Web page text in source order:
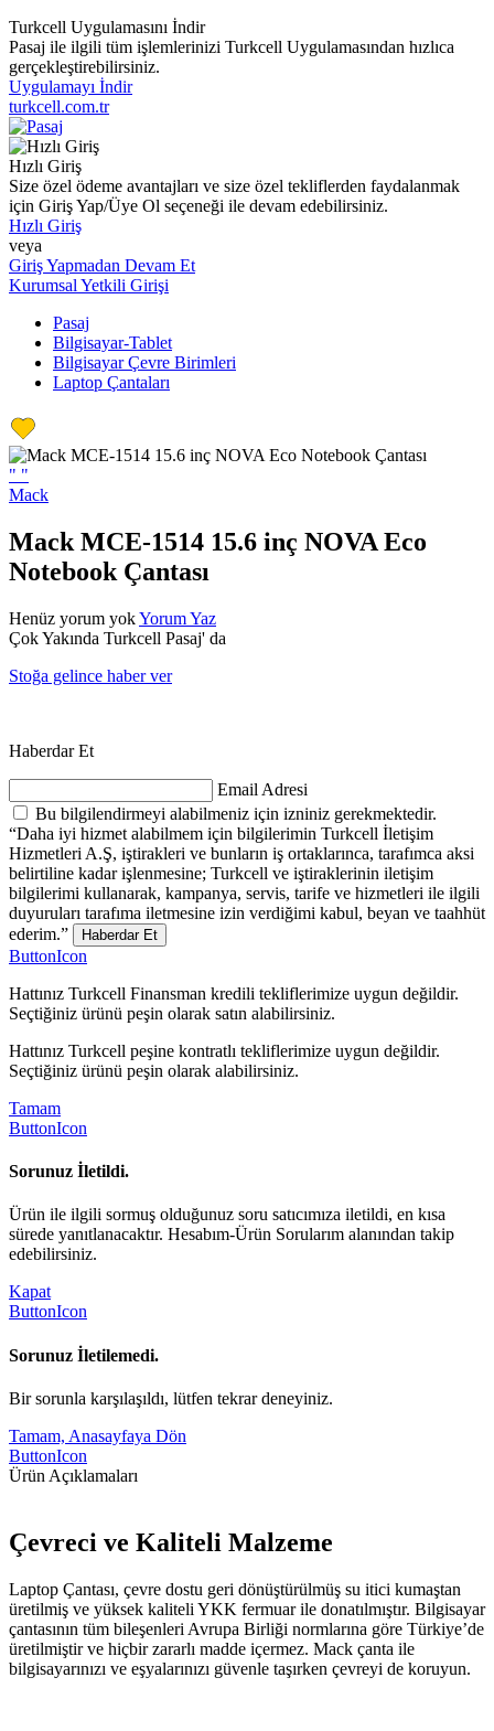
Turkcell Uygulamasını İndir
Pasaj ile ilgili tüm işlemlerinizi Turkcell Uygulamasından hızlıca
gerçekleştirebilirsiniz.
Uygulamayı İndir
turkcell.com.tr
Hızlı Giriş
Size özel ödeme avantajları ve size özel tekliflerden faydalanmak
için Giriş Yap/Üye Ol seçeneği ile devam edebilirsiniz.
Hızlı Giriş
veya
Giriş Yapmadan Devam Et
Kurumsal Yetkili Girişi
Pasaj
Bilgisayar-Tablet
Bilgisayar Çevre Birimleri
Laptop Çantaları
" "
Mack
Mack MCE-1514 15.6 inç NOVA Eco
Notebook Çantası
Henüz yorum yokYorum Yaz
Çok Yakında Turkcell Pasaj' da
Stoğa gelince haber ver
Haberdar Et
Email Adresi
Bu bilgilendirmeyi alabilmeniz için izniniz gerekmektedir.
“Daha iyi hizmet alabilmem için bilgilerimin Turkcell İletişim
Hizmetleri A.Ş, iştirakleri ve bunların iş ortaklarınca, tarafımca aksi
belirtiline kadar işlenmesine; Turkcell ve iştiraklerinin iletişim
bilgilerimi kullanarak, kampanya, servis, tarife ve hizmetleri ile ilgili
duyuruları tarafıma iletmesine izin verdiğimi kabul, beyan ve taahhüt
ederim.”
Haberdar Et
ButtonIcon
Hattınız Turkcell Finansman kredili tekliflerimize uygun değildir.
Seçtiğiniz ürünü peşin olarak satın alabilirsiniz.
Hattınız Turkcell peşine kontratlı tekliflerimize uygun değildir.
Seçtiğiniz ürünü peşin olarak alabilirsiniz.
Tamam
ButtonIcon
Sorunuz İletildi.
Ürün ile ilgili sormuş olduğunuz soru satıcımıza iletildi, en kısa
sürede yanıtlanacaktır. Hesabım-Ürün Sorularım alanından takip
edebilirsiniz.
Kapat
ButtonIcon
Sorunuz İletilemedi.
Bir sorunla karşılaşıldı, lütfen tekrar deneyiniz.
Tamam, Anasayfaya Dön
ButtonIcon
Ürün Açıklamaları
Çevreci ve Kaliteli Malzeme
Laptop Çantası, çevre dostu geri dönüştürülmüş su itici kumaştan
üretilmiş ve yüksek kaliteli YKK fermuar ile donatılmıştır. Bilgisayar
çantasının tüm bileşenleri Avrupa Birliği normlarına göre Türkiye’de
üretilmiştir ve hiçbir zararlı madde içermez. Mack çanta ile
bilgisayarınızı ve eşyalarınızı güvenle taşırken çevreyi de koruyun.